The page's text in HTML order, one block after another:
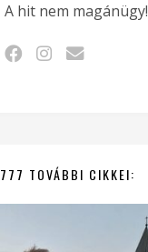
A hit nem magánügy!
777 TOVÁBBI CIKKEI: